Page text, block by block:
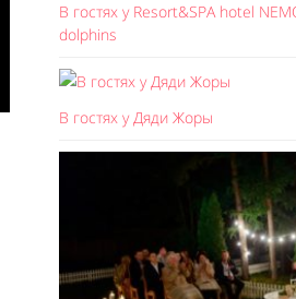
В гостях у Resort&SPA hotel
dolphins
В гостях у Дяди Жоры